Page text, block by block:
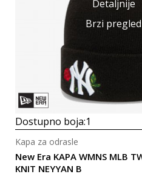
Detaljnije
Brzi pregled
Dostupno boja:1
New Era KAPA WMNS MLB
KNIT NEYYAN B
Kapa za odrasle